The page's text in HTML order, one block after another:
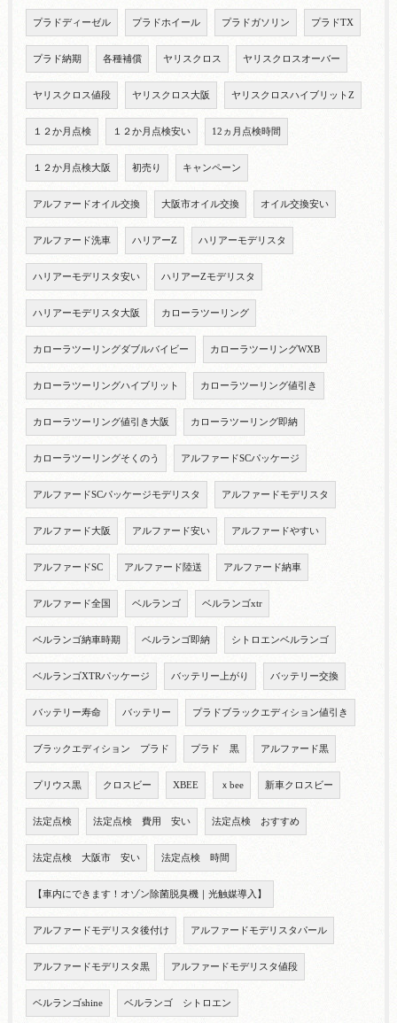
プラドディーゼル プラドホイール プラドガソリン プラドTX
プラド納期 各種補償 ヤリスクロス ヤリスクロスオーバー
ヤリスクロス値段 ヤリスクロス大阪 ヤリスクロスハイブリットZ
１２か月点検 １２か月点検安い 12ヵ月点検時間
１２か月点検大阪 初売り キャンペーン
アルファードオイル交換 大阪市オイル交換 オイル交換安い
アルファード洗車 ハリアーZ ハリアーモデリスタ
ハリアーモデリスタ安い ハリアーZモデリスタ
ハリアーモデリスタ大阪 カローラツーリング
カローラツーリングダブルバイビー カローラツーリングWXB
カローラツーリングハイブリット カローラツーリング値引き
カローラツーリング値引き大阪 カローラツーリング即納
カローラツーリングそくのう アルファードSCパッケージ
アルファードSCパッケージモデリスタ アルファードモデリスタ
アルファード大阪 アルファード安い アルファードやすい
アルファードSC アルファード陸送 アルファード納車
アルファード全国 ベルランゴ ベルランゴxtr
ベルランゴ納車時期 ベルランゴ即納 シトロエンベルランゴ
ベルランゴXTRパッケージ バッテリー上がり バッテリー交換
バッテリー寿命 バッテリー プラドブラックエディション値引き
ブラックエディション プラド プラド 黒 アルファード黒
プリウス黒 クロスビー XBEE ｘbee 新車クロスビー
法定点検 法定点検 費用 安い 法定点検 おすすめ
法定点検 大阪市 安い 法定点検 時間
【車内にできます！オゾン除菌脱臭機｜光触媒導入】
アルファードモデリスタ後付け アルファードモデリスタパール
アルファードモデリスタ黒 アルファードモデリスタ値段
ベルランゴshine ベルランゴ シトロエン